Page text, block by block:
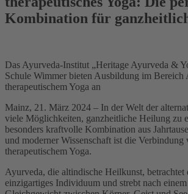
Kombination für
Das Ayurveda-Institut „Heritage Ayurveda &
Schule Wimmer bieten Ausbildung im Bereich
therapeutischem Yoga an
Mainz, 21. März 2024 – In der Welt der
viele Möglichkeiten, ganzheitliche Heilung zu
besonders kraftvolle Kombination aus
und moderner Wissenschaft ist die Verbindung
therapeutischem Yoga.
Ayurveda, die altindische Heilkunst, betrachtet
einzigartiges Individuum und strebt nach